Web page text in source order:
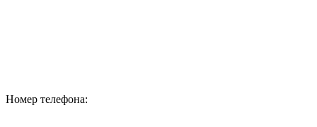
Номер телефона: